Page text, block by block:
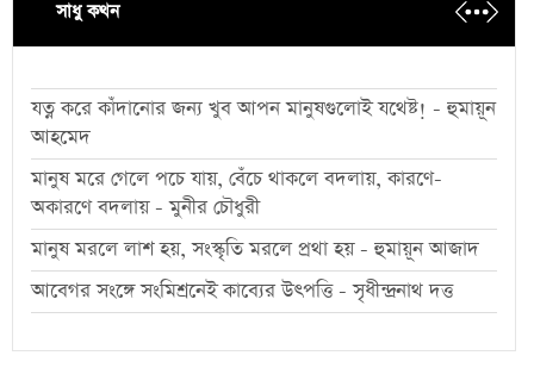
সাধু কথন
যত্ন করে কাঁদানোর জন্য খুব আপন মানুষগুলোই যথেষ্ট! - হুমায়ূন
আহমেদ
মানুষ মরে গেলে পচে যায়, বেঁচে থাকলে বদলায়, কারণে-
অকারণে বদলায় - মুনীর চৌধুরী
মানুষ মরলে লাশ হয়, সংস্কৃতি মরলে প্রথা হয় - হুমায়ূন আজাদ
আবেগর সংঙ্গে সংমিশ্রনেই কাব্যের উৎপত্তি - সৃধীন্দ্রনাথ দত্ত